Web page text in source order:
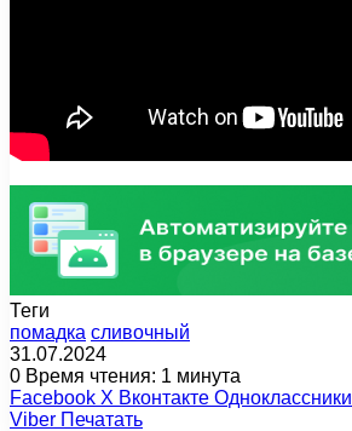
Теги
помадка сливочный
31.07.2024
0 Время чтения: 1 минута
Facebook X Вконтакте Одноклассники
Viber Печатать